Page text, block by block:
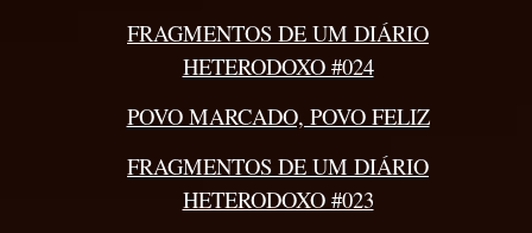
FRAGMENTOS DE UM DIÁRIO
HETERODOXO #024
POVO MARCADO, POVO FELIZ
FRAGMENTOS DE UM DIÁRIO
HETERODOXO #023